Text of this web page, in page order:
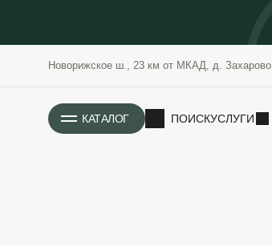
Новорижское ш., 23 км от МКАД, д. Захарово
КАТАЛОГ ПОИСКУСЛУГИ
ИСТОРИЯ